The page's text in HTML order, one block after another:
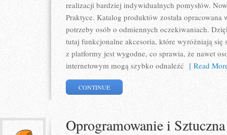
realizacji bardziej indywidualnych pomysłów.
Praktyce. Katalog produktów została
potrzeby osób o odmiennych oczekiwaniach.
tutaj funkcjonalne akcesoria, które wyróżniają
z platformy jest wygodne, co sprawia, że nawet
internetowym mogą szybko odnaleźć [ Read
CONTINUE
Oprogramowanie i